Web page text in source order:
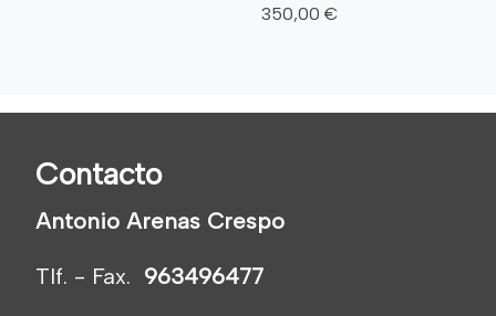
350,00 €
Contacto
Antonio Arenas Crespo
Tlf. - Fax. 963496477